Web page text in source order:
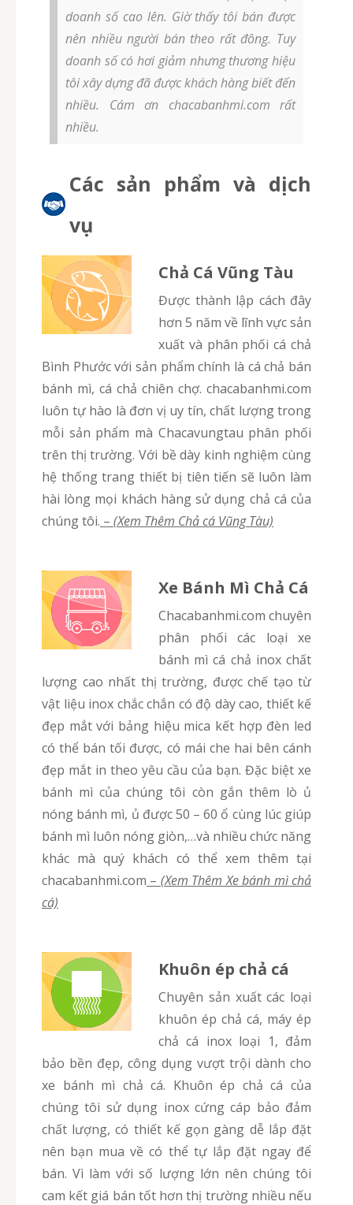
doanh số cao lên. Giờ thấy tôi bán được
nên nhiều người bán theo rất đông. Tuy
doanh số có hơi giảm nhưng thương hiệu
tôi xây dựng đã được khách hàng biết đến
nhiều. Cám ơn chacabanhmi.com rất
nhiều.
Các sản phẩm và dịch
vụ
Chả Cá Vũng Tàu
Được thành lập cách đây
hơn 5 năm về lĩnh vực sản
xuất và phân phối cá chả
Bình Phước với sản phẩm chính là cá chả bán
bánh mì, cá chả chiên chợ. chacabanhmi.com
luôn tự hào là đơn vị uy tín, chất lượng trong
mỗi sản phẩm mà Chacavungtau phân phối
trên thị trường. Với bề dày kinh nghiệm cùng
hệ thống trang thiết bị tiên tiến sẽ luôn làm
hài lòng mọi khách hàng sử dụng chả cá của
chúng tôi. – (Xem Thêm Chả cá Vũng Tàu)
Xe Bánh Mì Chả Cá
chacabanhmi.com chuyên
phân phối các loại xe
bánh mì cá chả inox chất
lượng cao nhất thị trường, được chế tạo từ
vật liệu inox chắc chắn có độ dày cao, thiết kế
đẹp mắt với bảng hiệu mica kết hợp đèn led
có thể bán tối được, có mái che hai bên cánh
đẹp mắt in theo yêu cầu của bạn. Đặc biệt xe
bánh mì của chúng tôi còn gắn thêm lò ủ
nóng bánh mì, ủ được 50 – 60 ổ cùng lúc giúp
bánh mì luôn nóng giòn,…và nhiều chức năng
khác mà quý khách có thể xem thêm tại
chacabanhmi.com – (Xem Thêm Xe bánh mì chả
cá)
Khuôn ép chả cá
Chuyên sản xuất các loại
khuôn ép chả cá, máy ép
chả cá inox loại 1, đảm
bảo bền đẹp, công dụng vượt trội dành cho
xe bánh mì chả cá. Khuôn ép chả cá của
chúng tôi sử dụng inox cứng cáp bảo đảm
chất lượng, có thiết kế gọn gàng dễ lắp đặt
nên bạn mua về có thể tự lắp đặt ngay để
bán. Vì làm với số lượng lớn nên chúng tôi
cam kết giá bán tốt hơn thị trường nhiều nếu